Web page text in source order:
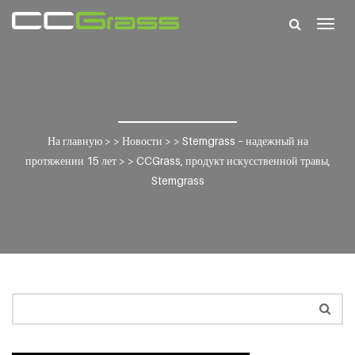
На главную> > Новости > > Stemgrass – надежный на
протяжении 15 лет> > CCGrass, продукт искусственной травы,
Stemgrass